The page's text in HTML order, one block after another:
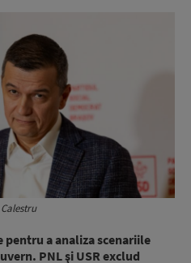
pentru a analiza scenariile
PNL şi USR exclud